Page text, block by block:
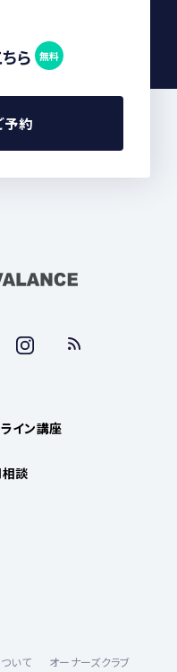
ら 無料
予約
イン講座
談
いて オーナーズクラブ